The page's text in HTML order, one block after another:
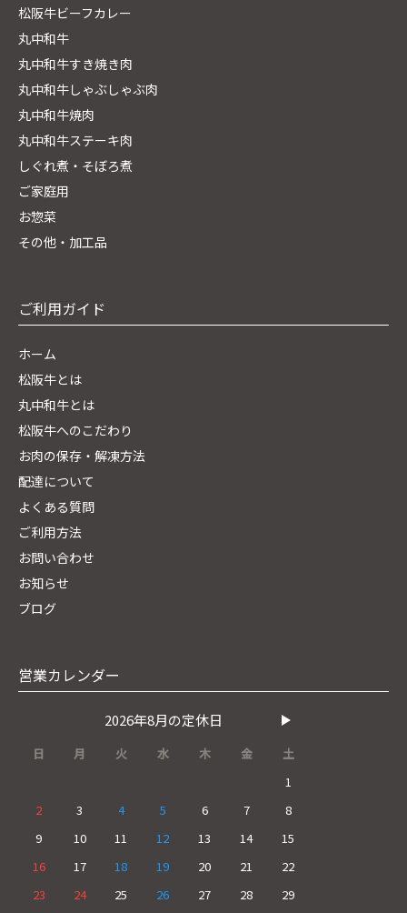
松阪牛ビーフカレー
丸中和牛
丸中和牛すき焼き肉
丸中和牛しゃぶしゃぶ肉
丸中和牛焼肉
丸中和牛ステーキ肉
しぐれ煮・そぼろ煮
ご家庭用
お惣菜
その他・加工品
ご利用ガイド
ホーム
松阪牛とは
丸中和牛とは
松阪牛へのこだわり
お肉の保存・解凍方法
配達について
よくある質問
ご利用方法
お問い合わせ
お知らせ
ブログ
営業カレンダー
2026年8月の定休日
日 月 火 水 木 金
土
1
2
3 4 5 6 7
8
9
10 11 12 13 14
15
16
17 18 19 20 21
22
23
24 25 26 27 28
29